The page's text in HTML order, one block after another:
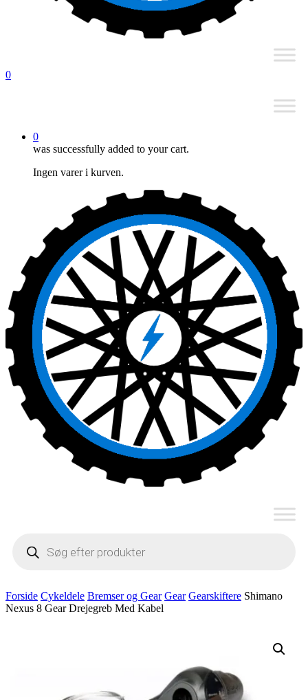
0
0
was successfully added to your cart.
Ingen varer i kurven.
search
Forside Cykeldele Bremser og Gear Gear Gearskiftere Shimano
Nexus 8 Gear Drejegreb Med Kabel